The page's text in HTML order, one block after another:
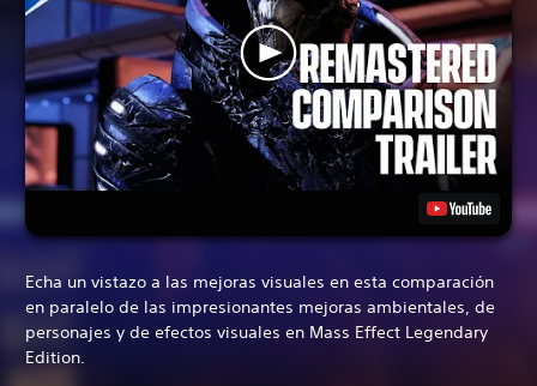
Echa un vistazo a las mejoras visuales en esta comparación
en paralelo de las impresionantes mejoras ambientales, de
personajes y de efectos visuales en Mass Effect Legendary
Edition.